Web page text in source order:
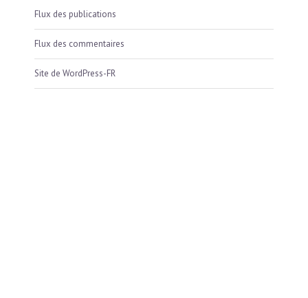
Flux des publications
Flux des commentaires
Site de WordPress-FR